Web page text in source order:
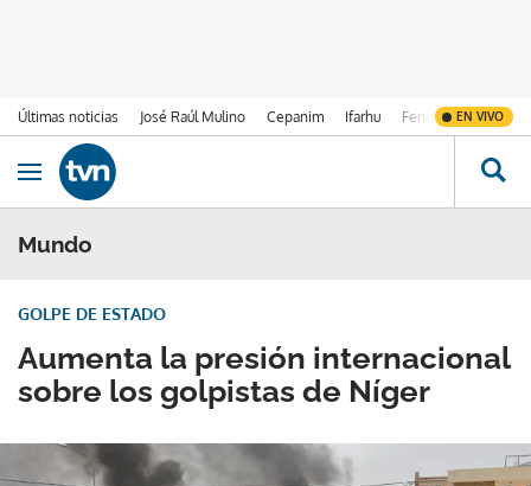
Últimas noticias José Raúl Mulino Cepanim Ifarhu Fenómeno de El
EN VIVO
Ir al contenido
Obrir navegació
Mundo
Aumenta la presión internacional
sobre los golpistas de Níger
GOLPE DE ESTADO